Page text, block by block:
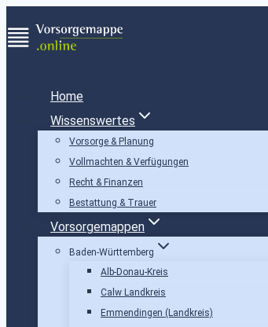
Inhalt
springen
Home
Wissenswertes
Vorsorge & Planung
Vollmachten & Verfügungen
Recht & Finanzen
Bestattung & Trauer
Vorsorgemappen
Baden-Württemberg
Alb-Donau-Kreis
Calw Landkreis
Emmendingen (Landkreis)